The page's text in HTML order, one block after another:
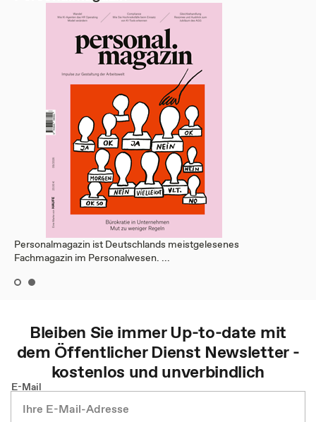
Personalmagazin ist Deutschlands meistgelesenes
Fachmagazin im Personalwesen. ...
Bleiben Sie immer Up-to-date mit
dem Öffentlicher Dienst Newsletter -
kostenlos und unverbindlich
E-Mail